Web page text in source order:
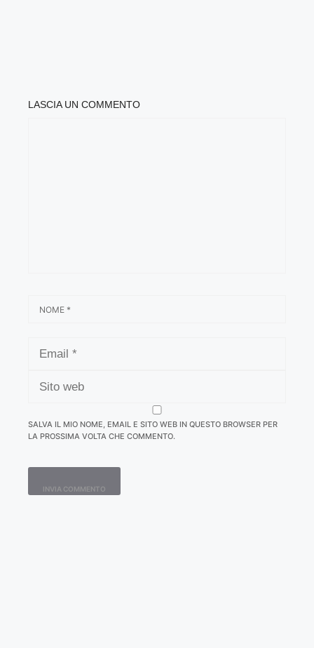
LASCIA UN COMMENTO
WEB
SALVA IL MIO NOME, EMAIL E SITO WEB IN QUESTO BROWSER PER
LA PROSSIMA VOLTA CHE COMMENTO.